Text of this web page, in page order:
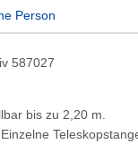
Person
587027
bis zu 2,20 m.